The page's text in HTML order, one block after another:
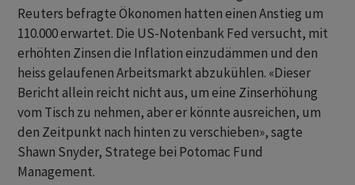
Reuters befragte Ökonomen hatten einen Anstieg um
110.000 erwartet. Die US-Notenbank Fed versucht, mit
erhöhten Zinsen die Inflation einzudämmen und den
heiss gelaufenen Arbeitsmarkt abzukühlen. «Dieser
Bericht allein reicht nicht aus, um eine Zinserhöhung
vom Tisch zu nehmen, aber er könnte ausreichen, um
den Zeitpunkt nach hinten zu verschieben», ‌sagte
Shawn Snyder, Stratege bei Potomac Fund
Management.